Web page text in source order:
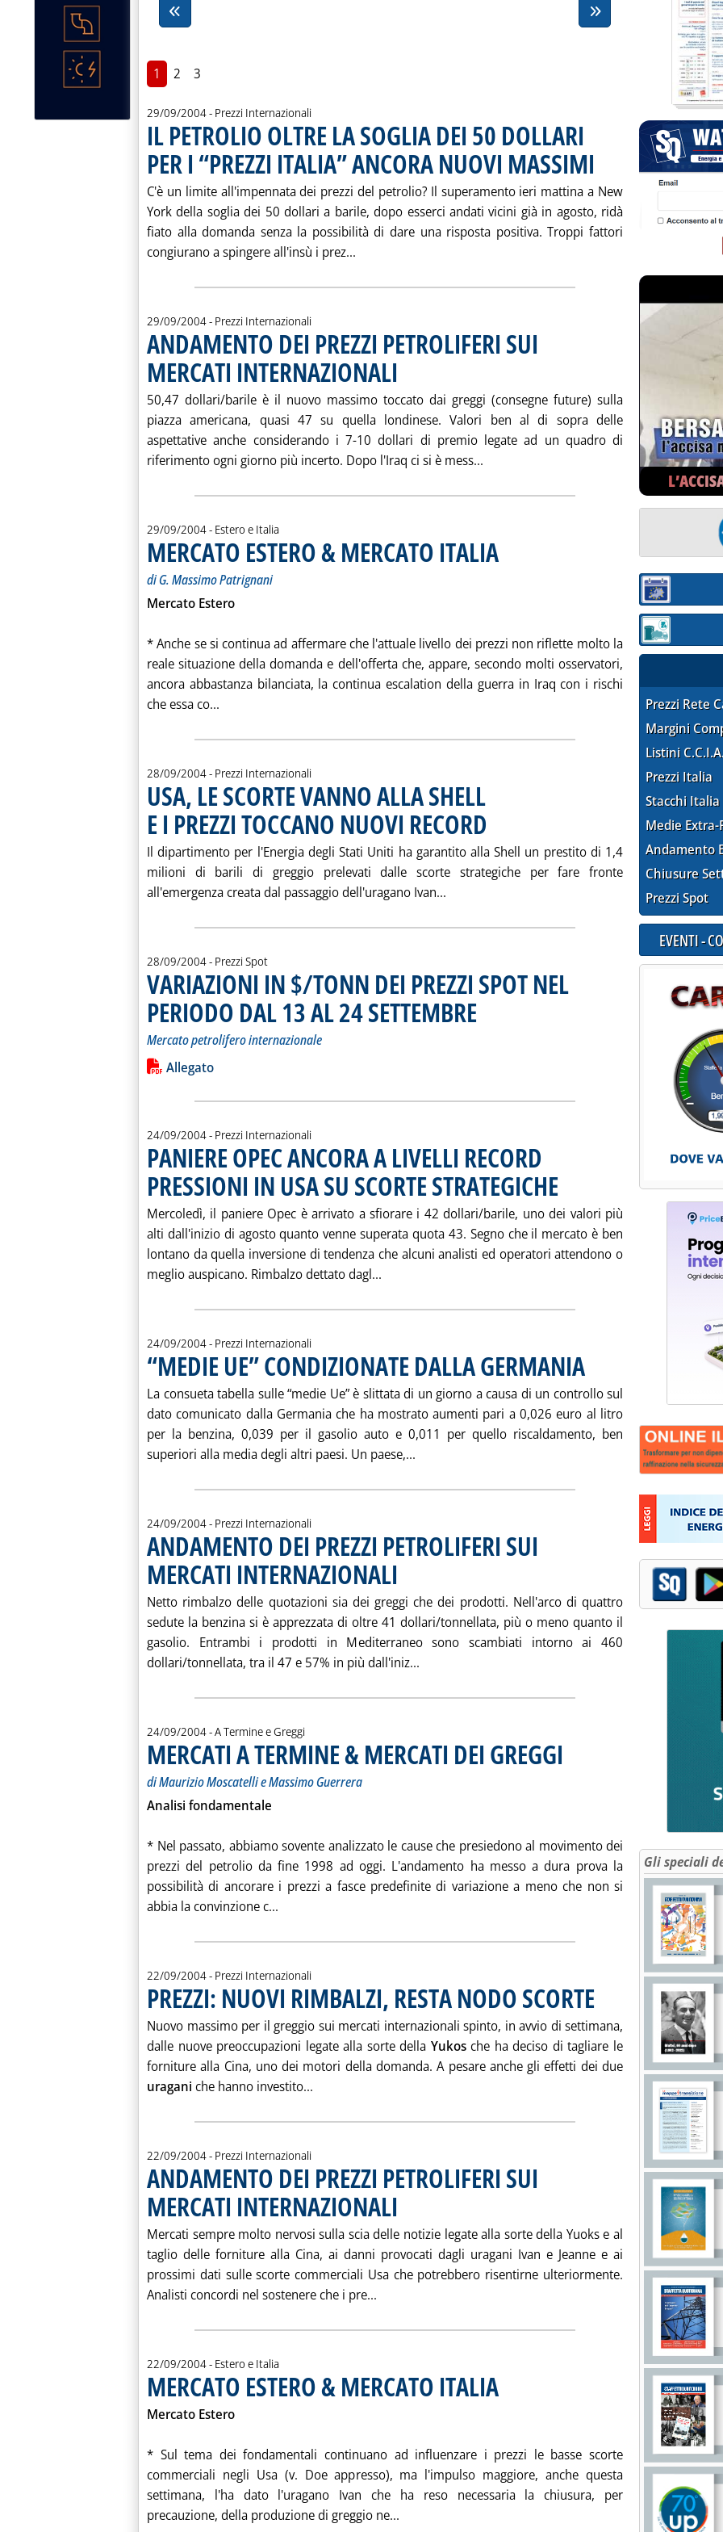
1 2 3
29/09/2004- Prezzi Internazionali
IL PETROLIO OLTRE LA SOGLIA DEI 50 DOLLARI
PER I “PREZZI ITALIA” ANCORA NUOVI MASSIMI
. Pubblicata mercoledì 29 settembre 2004 alle 15.33.
C'è un limite all'impennata dei prezzi del petrolio? Il superamento ieri mattina a New
York della soglia dei 50 dollari a barile, dopo esserci andati vicini già in agosto, ridà
fiato alla domanda senza la possibilità di dare una risposta positiva. Troppi fattori
congiurano a spingere all'insù i prez... Leggi tutta la notizia: 'IL PETROLIO OLTRE LA SOGLIA DEI 50
29/09/2004- Prezzi Internazionali
ANDAMENTO DEI PREZZI PETROLIFERI SUI
MERCATI INTERNAZIONALI
50,47 dollari/barile è il nuovo massimo toccato dai greggi (consegne future) sulla
piazza americana, quasi 47 su quella londinese. Valori ben al di sopra delle
aspettative anche considerando i 7-10 dollari di premio legate ad un quadro di
riferimento ogni giorno più incerto. Dopo l'Iraq ci si è mess... Leggi tutta la notizia: 'ANDAMENTO DEI
29/09/2004- Estero e Italia
MERCATO ESTERO & MERCATO ITALIA
di G. Massimo Patrignani
Mercato Estero
* Anche se si continua ad affermare che l'attuale livello dei prezzi non riflette molto la
reale situazione della domanda e dell'offerta che, appare, secondo molti osservatori,
ancora abbastanza bilanciata, la continua escalation della guerra in Iraq con i rischi
che essa co...
28/09/2004- Prezzi Internazionali
USA, LE SCORTE VANNO ALLA SHELL
E I PREZZI TOCCANO NUOVI RECORD . Pubblicata martedì 28 settembre 2004 alle 15.51.
Il dipartimento per l'Energia degli Stati Uniti ha garantito alla Shell un prestito di 1,4
milioni di barili di greggio prelevati dalle scorte strategiche per fare fronte
all'emergenza creata dal passaggio dell'uragano Ivan... Leggi tutta la notizia: 'USA, LE SCORTE VANNO
28/09/2004- Prezzi Spot
VARIAZIONI IN $/TONN DEI PREZZI SPOT NEL
PERIODO DAL 13 AL 24 SETTEMBRE . Pubblicata martedì 28 settembre 2004 alle 15.48.
Mercato petrolifero internazionale
Leggi tutta la notizia: 'VARIAZIONI IN $/TONN DEI PREZZI SPOT NEL PERIODO DAL 13 AL 24
Lista allegati PDF alla notizia
Allegato
24/09/2004- Prezzi Internazionali
PANIERE OPEC ANCORA A LIVELLI RECORD
PRESSIONI IN USA SU SCORTE STRATEGICHE
Mercoledì, il paniere Opec è arrivato a sfiorare i 42 dollari/barile, uno dei valori più
alti dall'inizio di agosto quanto venne superata quota 43. Segno che il mercato è ben
lontano da quella inversione di tendenza che alcuni analisti ed operatori attendono o
meglio auspicano. Rimbalzo dettato dagl... Leggi tutta la notizia: 'PANIERE OPEC ANCORA A LIVELLI
24/09/2004- Prezzi Internazionali
“MEDIE UE” CONDIZIONATE DALLA GERMANIA . Pubblicata venerdì 24 settembre
La consueta tabella sulle “medie Ue” è slittata di un giorno a causa di un controllo sul
dato comunicato dalla Germania che ha mostrato aumenti pari a 0,026 euro al litro
per la benzina, 0,039 per il gasolio auto e 0,011 per quello riscaldamento, ben
superiori alla media degli altri paesi. Un paese,... Leggi tutta la notizia: '“MEDIE UE” CONDIZIONATE
24/09/2004- Prezzi Internazionali
ANDAMENTO DEI PREZZI PETROLIFERI SUI
MERCATI INTERNAZIONALI
Netto rimbalzo delle quotazioni sia dei greggi che dei prodotti. Nell'arco di quattro
sedute la benzina si è apprezzata di oltre 41 dollari/tonnellata, più o meno quanto il
gasolio. Entrambi i prodotti in Mediterraneo sono scambiati intorno ai 460
dollari/tonnellata, tra il 47 e 57% in più dall'iniz... Leggi tutta la notizia: 'ANDAMENTO DEI PREZZI
24/09/2004- A Termine e Greggi
MERCATI A TERMINE & MERCATI DEI GREGGI . Sottotitolo: di Maurizio Moscatelli e
. Pubblicata venerdì 24 settembre 2004
di Maurizio Moscatelli e Massimo Guerrera
Analisi fondamentale
* Nel passato, abbiamo sovente analizzato le cause che presiedono al movimento dei
prezzi del petrolio da fine 1998 ad oggi. L'andamento ha messo a dura prova la
possibilità di ancorare i prezzi a fasce predefinite di variazione a meno che non si
abbia la convinzione c... Leggi tutta la notizia: 'MERCATI A TERMINE & MERCATI DEI GREGGI'
22/09/2004- Prezzi Internazionali
PREZZI: NUOVI RIMBALZI, RESTA NODO SCORTE . Pubblicata mercoledì 22
Nuovo massimo per il greggio sui mercati internazionali spinto, in avvio di settimana,
dalle nuove preoccupazioni legate alla sorte della Yukosche ha deciso di tagliare le
forniture alla Cina, uno dei motori della domanda. A pesare anche gli effetti dei due
uragani che hanno investito... Leggi tutta la notizia: 'PREZZI: NUOVI RIMBALZI, RESTA NODO SCORTE'
22/09/2004- Prezzi Internazionali
ANDAMENTO DEI PREZZI PETROLIFERI SUI
MERCATI INTERNAZIONALI
Mercati sempre molto nervosi sulla scia delle notizie legate alla sorte della Yuoks e al
taglio delle forniture alla Cina, ai danni provocati dagli uragani Ivan e Jeanne e ai
prossimi dati sulle scorte commerciali Usa che potrebbero risentirne ulteriormente.
Analisti concordi nel sostenere che i pre... Leggi tutta la notizia: 'ANDAMENTO DEI PREZZI
22/09/2004- Estero e Italia
MERCATO ESTERO & MERCATO ITALIA . Pubblicata mercoledì 22 settembre 2004 alle 15.9.
Mercato Estero
* Sul tema dei fondamentali continuano ad influenzare i prezzi le basse scorte
commerciali negli Usa (v. Doe appresso), ma l'impulso maggiore, anche questa
settimana, l'ha dato l'uragano Ivan che ha reso necessaria la chiusura, per
precauzione, della produzione di greggio ne... Leggi tutta la notizia: 'MERCATO ESTERO & MERCATO
Sezione:
Sezione:
Prezzi Rete
Margini
Listini
Prezzi Italia
Stacchi Italia
Medie Extra-
Andamento
Chiusure
Prezzi Spot
EVENTI -
Gli speciali